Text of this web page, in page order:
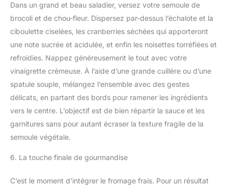
Dans un grand et beau saladier, versez votre semoule de
brocoli et de chou-fleur. Dispersez par-dessus l’échalote et la
ciboulette ciselées, les cranberries séchées qui apporteront
une note sucrée et acidulée, et enfin les noisettes torréfiées et
refroidies. Nappez généreusement le tout avec votre
vinaigrette crémeuse. À l’aide d’une grande cuillère ou d’une
spatule souple, mélangez l’ensemble avec des gestes
délicats, en partant des bords pour ramener les ingrédients
vers le centre. L’objectif est de bien répartir la sauce et les
garnitures sans pour autant écraser la texture fragile de la
semoule végétale.
6. La touche finale de gourmandise
C’est le moment d’intégrer le fromage frais. Pour un résultat